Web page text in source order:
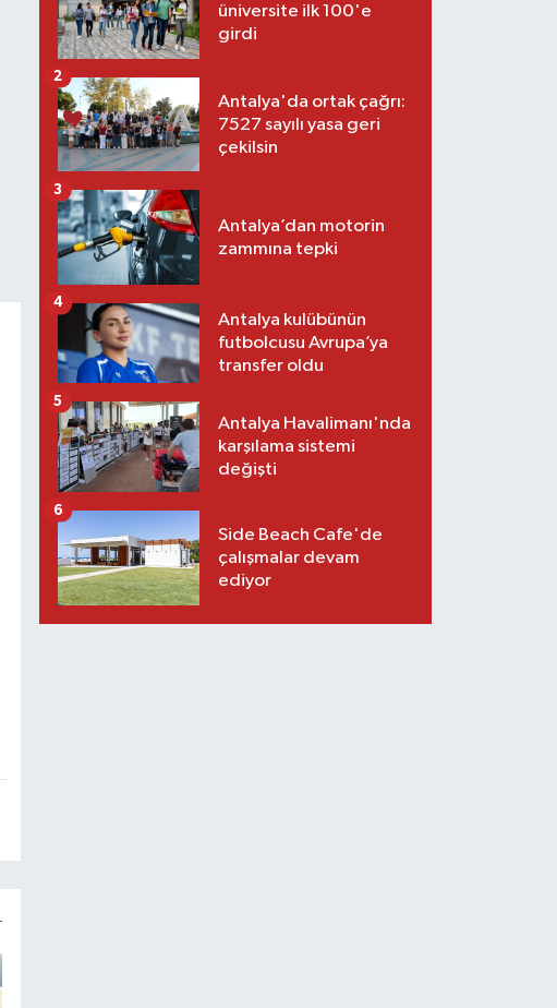
üniversite ilk 100'e
girdi
Antalya'da ortak çağrı:
7527 sayılı yasa geri
çekilsin
2
Antalya’dan motorin
zammına tepki
3
Antalya kulübünün
futbolcusu Avrupa’ya
transfer oldu
4
Antalya Havalimanı'nda
karşılama sistemi
değişti
5
Side Beach Cafe'de
çalışmalar devam
ediyor
6